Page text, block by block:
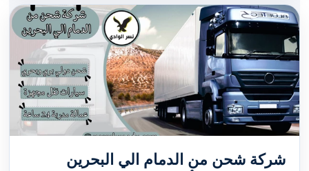
شركة شحن من الدمام الي البحرين